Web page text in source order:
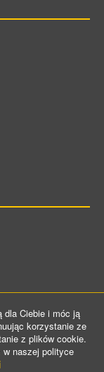
dla Ciebie i móc ją
korzystanie ze
z plików cookie.
naszej polityce